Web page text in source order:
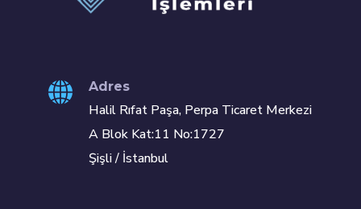
Adres
Halil Rıfat Paşa, Perpa Ticaret Merkezi
A Blok Kat:11 No:1727
Şişli / İstanbul